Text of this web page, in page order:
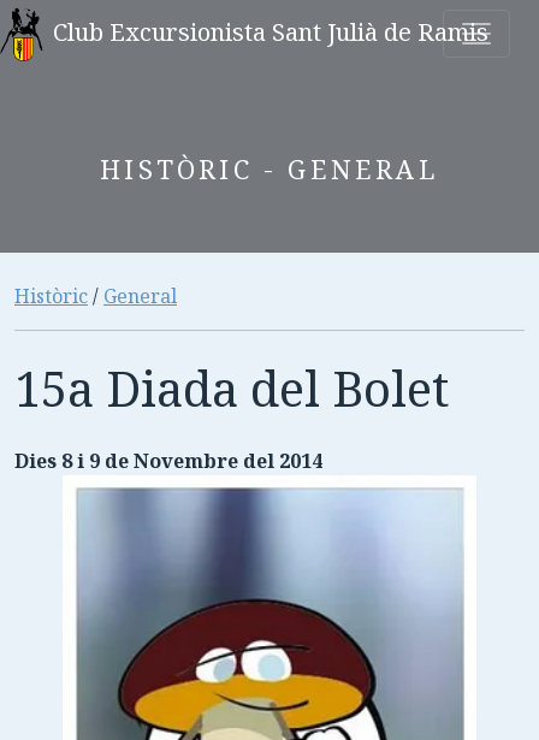
Club Excursionista Sant Julià de Ramis
HISTÒRIC - GENERAL
Històric/ General
15a Diada del Bolet
Dies 8 i 9 de Novembre del 2014